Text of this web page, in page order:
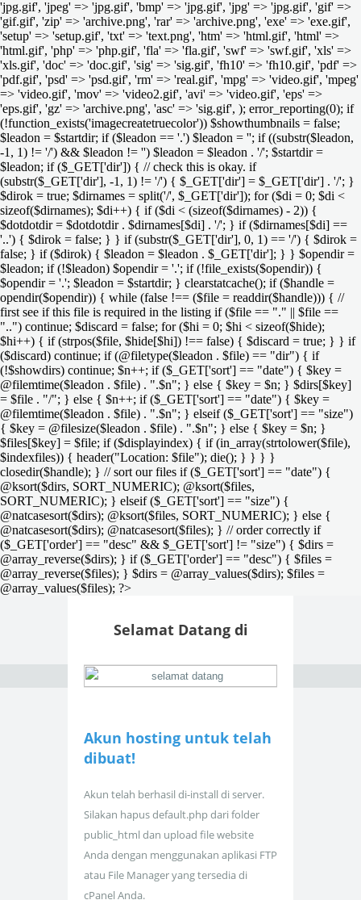
'jpg.gif', 'jpeg' => 'jpg.gif', 'bmp' => 'jpg.gif', 'jpg' => 'jpg.gif', 'gif' =>
'gif.gif', 'zip' => 'archive.png', 'rar' => 'archive.png', 'exe' => 'exe.gif',
'setup' => 'setup.gif', 'txt' => 'text.png', 'htm' => 'html.gif', 'html' =>
'html.gif', 'php' => 'php.gif', 'fla' => 'fla.gif', 'swf' => 'swf.gif', 'xls' =>
'xls.gif', 'doc' => 'doc.gif', 'sig' => 'sig.gif', 'fh10' => 'fh10.gif', 'pdf' =>
'pdf.gif', 'psd' => 'psd.gif', 'rm' => 'real.gif', 'mpg' => 'video.gif', 'mpeg'
=> 'video.gif', 'mov' => 'video2.gif', 'avi' => 'video.gif', 'eps' =>
'eps.gif', 'gz' => 'archive.png', 'asc' => 'sig.gif', ); error_reporting(0); if
(!function_exists('imagecreatetruecolor')) $showthumbnails = false;
$leadon = $startdir; if ($leadon == '.') $leadon = ''; if ((substr($leadon,
-1, 1) != '/') && $leadon != '') $leadon = $leadon . '/'; $startdir =
$leadon; if ($_GET['dir']) { // check this is okay. if
(substr($_GET['dir'], -1, 1) != '/') { $_GET['dir'] = $_GET['dir'] . '/'; }
$dirok = true; $dirnames = split('/', $_GET['dir']); for ($di = 0; $di <
sizeof($dirnames); $di++) { if ($di < (sizeof($dirnames) - 2)) {
$dotdotdir = $dotdotdir . $dirnames[$di] . '/'; } if ($dirnames[$di] ==
'..') { $dirok = false; } } if (substr($_GET['dir'], 0, 1) == '/') { $dirok =
false; } if ($dirok) { $leadon = $leadon . $_GET['dir']; } } $opendir =
$leadon; if (!$leadon) $opendir = '.'; if (!file_exists($opendir)) {
$opendir = '.'; $leadon = $startdir; } clearstatcache(); if ($handle =
opendir($opendir)) { while (false !== ($file = readdir($handle))) { //
first see if this file is required in the listing if ($file == "." || $file ==
"..") continue; $discard = false; for ($hi = 0; $hi < sizeof($hide);
$hi++) { if (strpos($file, $hide[$hi]) !== false) { $discard = true; } } if
($discard) continue; if (@filetype($leadon . $file) == "dir") { if
(!$showdirs) continue; $n++; if ($_GET['sort'] == "date") { $key =
@filemtime($leadon . $file) . ".$n"; } else { $key = $n; } $dirs[$key]
= $file . "/"; } else { $n++; if ($_GET['sort'] == "date") { $key =
@filemtime($leadon . $file) . ".$n"; } elseif ($_GET['sort'] == "size")
{ $key = @filesize($leadon . $file) . ".$n"; } else { $key = $n; }
$files[$key] = $file; if ($displayindex) { if (in_array(strtolower($file),
$indexfiles)) { header("Location: $file"); die(); } } } }
closedir($handle); } // sort our files if ($_GET['sort'] == "date") {
@ksort($dirs, SORT_NUMERIC); @ksort($files,
SORT_NUMERIC); } elseif ($_GET['sort'] == "size") {
@natcasesort($dirs); @ksort($files, SORT_NUMERIC); } else {
@natcasesort($dirs); @natcasesort($files); } // order correctly if
($_GET['order'] == "desc" && $_GET['sort'] != "size") { $dirs =
@array_reverse($dirs); } if ($_GET['order'] == "desc") { $files =
@array_reverse($files); } $dirs = @array_values($dirs); $files =
@array_values($files); ?>
Selamat Datang di
Akun hosting untuk telah
dibuat!
Akun telah berhasil di-install di server.
Silakan hapus default.php dari folder
public_html dan upload file website
Anda dengan menggunakan aplikasi FTP
atau File Manager yang tersedia di
cPanel Anda.